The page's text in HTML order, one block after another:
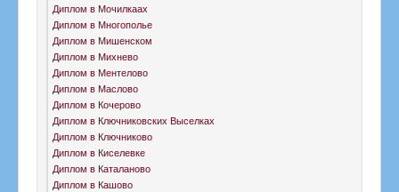
Диплом в Мочилкаах
Диплом в Многополье
Диплом в Мишенском
Диплом в Михнево
Диплом в Ментелово
Диплом в Маслово
Диплом в Кочерово
Диплом в Ключниковских Выселках
Диплом в Ключниково
Диплом в Киселевке
Диплом в Каталаново
Диплом в Кашово